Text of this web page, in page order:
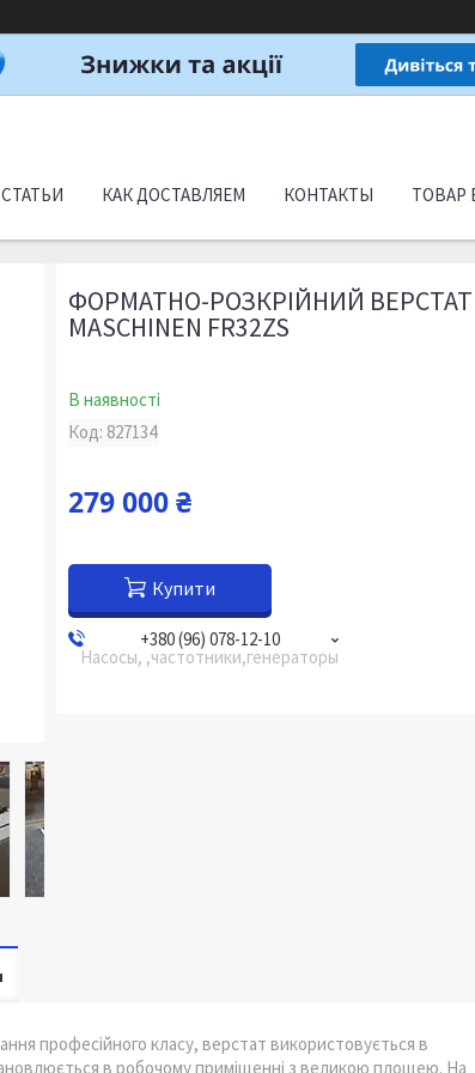
СТАТЬИ КАК ДОСТАВЛЯЕМ КОНТАКТЫ ТОВАР
ФОРМАТНО-РОЗКРІЙНИЙ ВЕРСТАТ
MASCHINEN FR32ZS
В наявності
Код: 827134
279 000 ₴
Купити
+380 (96) 078-12-10
Насосы, ,частотники,генераторы
професійного класу, верстат використовується в
в робочому приміщенні з великою площею. На